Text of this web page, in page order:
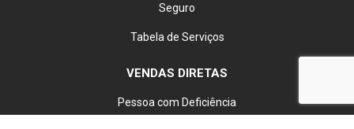
Seguro
Tabela de Serviços
VENDAS DIRETAS
Pessoa com Deficiência